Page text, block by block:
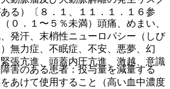
る）〔８．１、１１．１．１６参
害のある患者：投与量を減量する
あけて使用すること（高い血中濃度
０．１〜５％未満）頭痛、めまい、
、発汗、末梢性ニューロパシー（しび
無力症、不眠症、不安、悪夢、幻
張亢進、頭蓋内圧亢進、激越、意識